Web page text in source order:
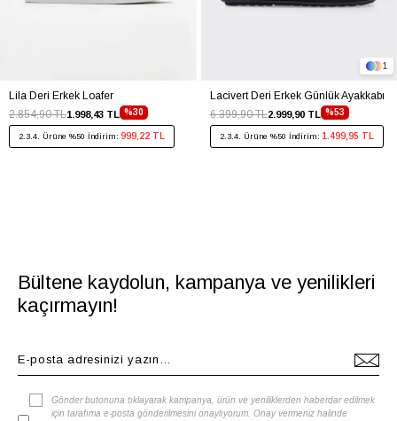
Lila Deri Erkek Loafer
%30
1.998,43 TL
2.854,90 TL
2.3.4. Ürüne %50 İndirim: 999,22 TL
Lacivert Deri Erkek Günlük Ayakkabı
%53
2.999,90 TL
6.399,90 TL
2.3.4. Ürüne %50 İndirim: 1.499,95 TL
1
Bültene kaydolun, kampanya ve yenilikleri
kaçırmayın!
Gönder butonuna tıklayarak kampanya, ürün ve yeniliklerden haberdar edilmek
için tarafıma e-posta gönderilmesini onaylıyorum. Onay vermeniz halinde